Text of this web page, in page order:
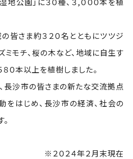
皆さま約３２０名とともにツツジ
ミモチ、桜の木など、地域に自生す
０本以上を植樹しました。
長沙市の皆さまの新たな交流拠点
をはじめ、長沙市の経済、社会の
※２０２４年２月末現在